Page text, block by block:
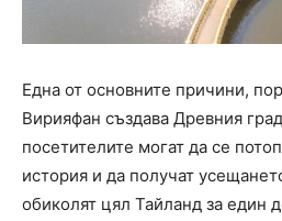
Една от основните причини,
Вирияфан създава Древния
посетителите могат да се
история и да получат
обиколят цял ​​Тайланд за един